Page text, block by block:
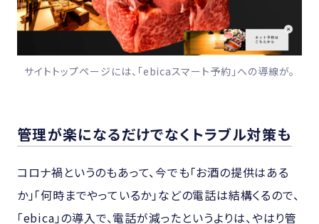
サイトトップページには、「ebicaスマート予約」への導線が。
管理が楽になるだけでなくトラブル対策も
コロナ禍というのもあって、今でも「お酒の提供はある
か」「何時までやっているか」などの電話は結構くるので、
「ebica」の導入で、電話が減ったというよりは、やはり管